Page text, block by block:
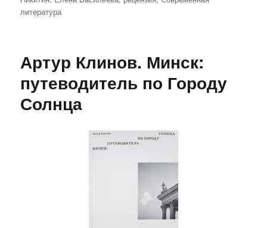
литература
Артур Клинов. Минск:
путеводитель по Городу
Солнца